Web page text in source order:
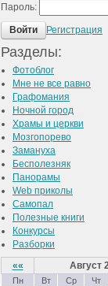
Пароль:
Войти Регистрация
Разделы:
Фотоблог
Мне не все равно
Графомания
Ночной город
Храмы и церкви
Мозгопорево
Замануха
Бесполезняк
Панорамы
Web приколы
Самопал
Полезные книги
Конкурсы
Разборки
««
Август
Пн Вт Ср Чт